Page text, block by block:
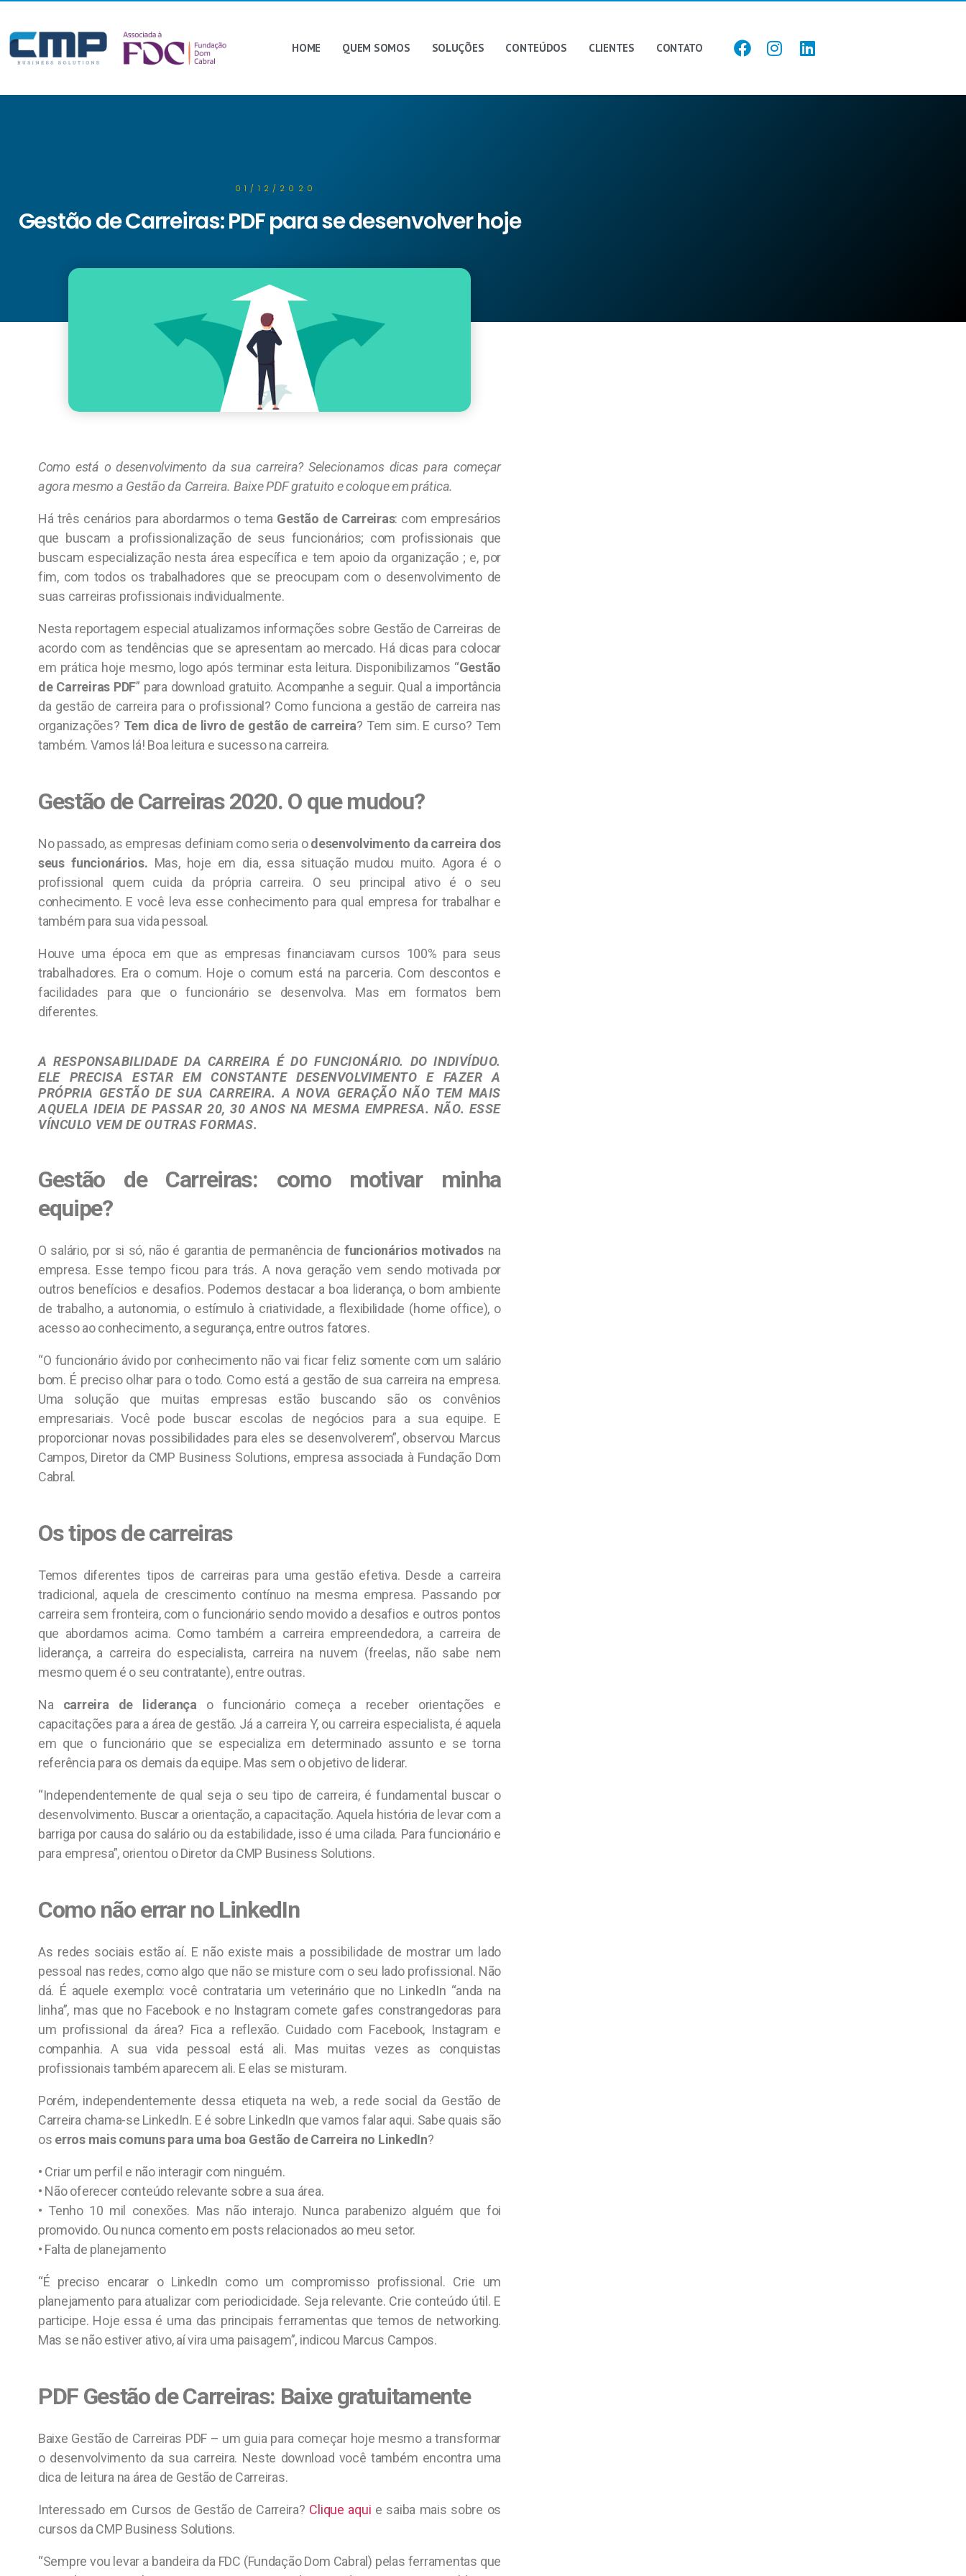
HOME QUEM SOMOS SOLUÇÕES CONTEÚDOS CLIENTES CONTATO
01/12/2020
Gestão de Carreiras: PDF para se desenvolver hoje
Como está o desenvolvimento da sua carreira? Selecionamos dicas para começar
agora mesmo a Gestão da Carreira. Baixe PDF gratuito e coloque em prática.
Há três cenários para abordarmos o tema Gestão de Carreiras: com empresários
que buscam a profissionalização de seus funcionários; com profissionais que
buscam especialização nesta área específica e tem apoio da organização ; e, por
fim, com todos os trabalhadores que se preocupam com o desenvolvimento de
suas carreiras profissionais individualmente.
Nesta reportagem especial atualizamos informações sobre Gestão de Carreiras de
acordo com as tendências que se apresentam ao mercado. Há dicas para colocar
em prática hoje mesmo, logo após terminar esta leitura. Disponibilizamos “Gestão
de Carreiras PDF” para download gratuito. Acompanhe a seguir. Qual a importância
da gestão de carreira para o profissional? Como funciona a gestão de carreira nas
organizações? Tem dica de livro de gestão de carreira? Tem sim. E curso? Tem
também. Vamos lá! Boa leitura e sucesso na carreira.
Gestão de Carreiras 2020. O que mudou?
No passado, as empresas definiam como seria odesenvolvimento da carreira dos
seus funcionários. Mas, hoje em dia, essa situação mudou muito. Agora é o
profissional quem cuida da própria carreira. O seu principal ativo é o seu
conhecimento. E você leva esse conhecimento para qual empresa for trabalhar e
também para sua vida pessoal.
Houve uma época em que as empresas financiavam cursos 100% para seus
trabalhadores. Era o comum. Hoje o comum está na parceria. Com descontos e
facilidades para que o funcionário se desenvolva. Mas em formatos bem
diferentes.
A RESPONSABILIDADE DA CARREIRA É DO FUNCIONÁRIO. DO INDIVÍDUO.
ELE PRECISA ESTAR EM CONSTANTE DESENVOLVIMENTO E FAZER A
PRÓPRIA GESTÃO DE SUA CARREIRA. A NOVA GERAÇÃO NÃO TEM MAIS
AQUELA IDEIA DE PASSAR 20, 30 ANOS NA MESMA EMPRESA. NÃO. ESSE
VÍNCULO VEM DE OUTRAS FORMAS.
Gestão de Carreiras: como motivar minha
equipe?
O salário, por si só, não é garantia de permanência de funcionários motivadosna
empresa. Esse tempo ficou para trás. A nova geração vem sendo motivada por
outros benefícios e desafios. Podemos destacar a boa liderança, o bom ambiente
de trabalho, a autonomia, o estímulo à criatividade, a flexibilidade (home office), o
acesso ao conhecimento, a segurança, entre outros fatores.
“O funcionário ávido por conhecimento não vai ficar feliz somente com um salário
bom. É preciso olhar para o todo. Como está a gestão de sua carreira na empresa.
Uma solução que muitas empresas estão buscando são os convênios
empresariais. Você pode buscar escolas de negócios para a sua equipe. E
proporcionar novas possibilidades para eles se desenvolverem”, observou Marcus
Campos, Diretor da CMP Business Solutions, empresa associada à Fundação Dom
Cabral.
Os tipos de carreiras
Temos diferentes tipos de carreiras para uma gestão efetiva. Desde a carreira
tradicional, aquela de crescimento contínuo na mesma empresa. Passando por
carreira sem fronteira, com o funcionário sendo movido a desafios e outros pontos
que abordamos acima. Como também a carreira empreendedora, a carreira de
liderança, a carreira do especialista, carreira na nuvem (freelas, não sabe nem
mesmo quem é o seu contratante), entre outras.
Na carreira de liderança o funcionário começa a receber orientações e
capacitações para a área de gestão. Já a carreira Y, ou carreira especialista, é aquela
em que o funcionário que se especializa em determinado assunto e se torna
referência para os demais da equipe. Mas sem o objetivo de liderar.
“Independentemente de qual seja o seu tipo de carreira, é fundamental buscar o
desenvolvimento. Buscar a orientação, a capacitação. Aquela história de levar com a
barriga por causa do salário ou da estabilidade, isso é uma cilada. Para funcionário e
para empresa”, orientou o Diretor da CMP Business Solutions.
Como não errar no LinkedIn
As redes sociais estão aí. E não existe mais a possibilidade de mostrar um lado
pessoal nas redes, como algo que não se misture com o seu lado profissional. Não
dá. É aquele exemplo: você contrataria um veterinário que no LinkedIn “anda na
linha”, mas que no Facebook e no Instagram comete gafes constrangedoras para
um profissional da área? Fica a reflexão. Cuidado com Facebook, Instagram e
companhia. A sua vida pessoal está ali. Mas muitas vezes as conquistas
profissionais também aparecem ali. E elas se misturam.
Porém, independentemente dessa etiqueta na web, a rede social da Gestão de
Carreira chama-se LinkedIn. E é sobre LinkedIn que vamos falar aqui. Sabe quais são
os erros mais comuns para uma boa Gestão de Carreira no LinkedIn?
• Criar um perfil e não interagir com ninguém.
• Não oferecer conteúdo relevante sobre a sua área.
• Tenho 10 mil conexões. Mas não interajo. Nunca parabenizo alguém que foi
promovido. Ou nunca comento em posts relacionados ao meu setor.
• Falta de planejamento
“É preciso encarar o LinkedIn como um compromisso profissional. Crie um
planejamento para atualizar com periodicidade. Seja relevante. Crie conteúdo útil. E
participe. Hoje essa é uma das principais ferramentas que temos de networking.
Mas se não estiver ativo, aí vira uma paisagem”, indicou Marcus Campos.
PDF Gestão de Carreiras: Baixe gratuitamente
Baixe Gestão de Carreiras PDF – um guia para começar hoje mesmo a transformar
o desenvolvimento da sua carreira. Neste download você também encontra uma
dica de leitura na área de Gestão de Carreiras.
Interessado em Cursos de Gestão de Carreira? Clique aqui e saiba mais sobre os
cursos da CMP Business Solutions.
“Sempre vou levar a bandeira da FDC (Fundação Dom Cabral) pelas ferramentas que